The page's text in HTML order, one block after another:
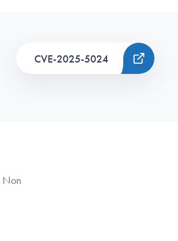
CVE-2025-5024
Non